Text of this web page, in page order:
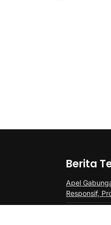
Berita
Apel
Responsif,